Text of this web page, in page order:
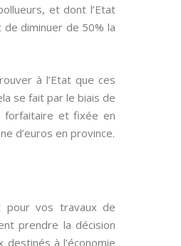
et dont l’Etat
diminuer de 50% la
à l’Etat que ces
se fait par le biais de
forfaitaire et fixée en
d’euros en province.
pour vos travaux de
prendre la décision
à l’économie